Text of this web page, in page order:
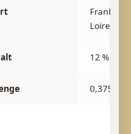
Loire,
12 % vol
0,375 l